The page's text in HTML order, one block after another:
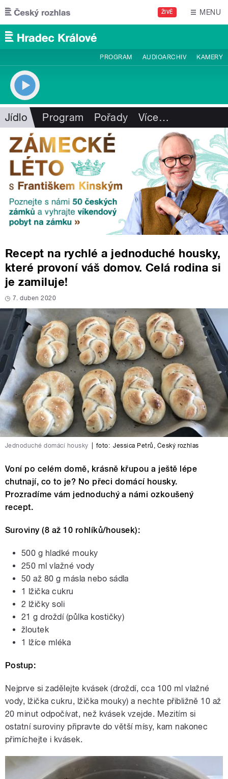
Přejít k hlavnímu obsahu
ŽIVĚ MENU
PROGRAM AUDIOARCHIV KAMERY
Jídlo Program Pořady Více…
Recept na rychlé a jednoduché housky,
které provoní váš domov. Celá rodina si
je zamiluje!
7. duben 2020
Jednoduché domácí housky foto: Jessica Petrů , Český rozhlas
Voní po celém domě, krásně křupou a ještě lépe
chutnají, co to je? No přeci domácí housky.
Prozradíme vám jednoduchý a námi ozkoušený
recept.
Suroviny (8 až 10 rohlíků/housek):
500 g hladké mouky
250 ml vlažné vody
50 až 80 g másla nebo sádla
1 lžička cukru
2 lžičky soli
21 g droždí (půlka kostičky)
žloutek
1 lžíce mléka
Postup:
Nejprve si zadělejte kvásek (droždí, cca 100 ml vlažné
vody, lžička cukru, lžička mouky) a nechte přibližně 10 až
20 minut odpočívat, než kvásek vzejde. Mezitím si
ostatní suroviny připravte do větší mísy, kam nakonec
přimíchejte i kvásek.